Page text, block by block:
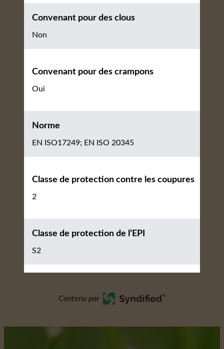
Convenant pour des clous
Non
Convenant pour des crampons
Oui
Norme
EN ISO17249; EN ISO 20345
Classe de protection contre les coupures
2
Classe de protection de l’EPI
S2
Contenu par